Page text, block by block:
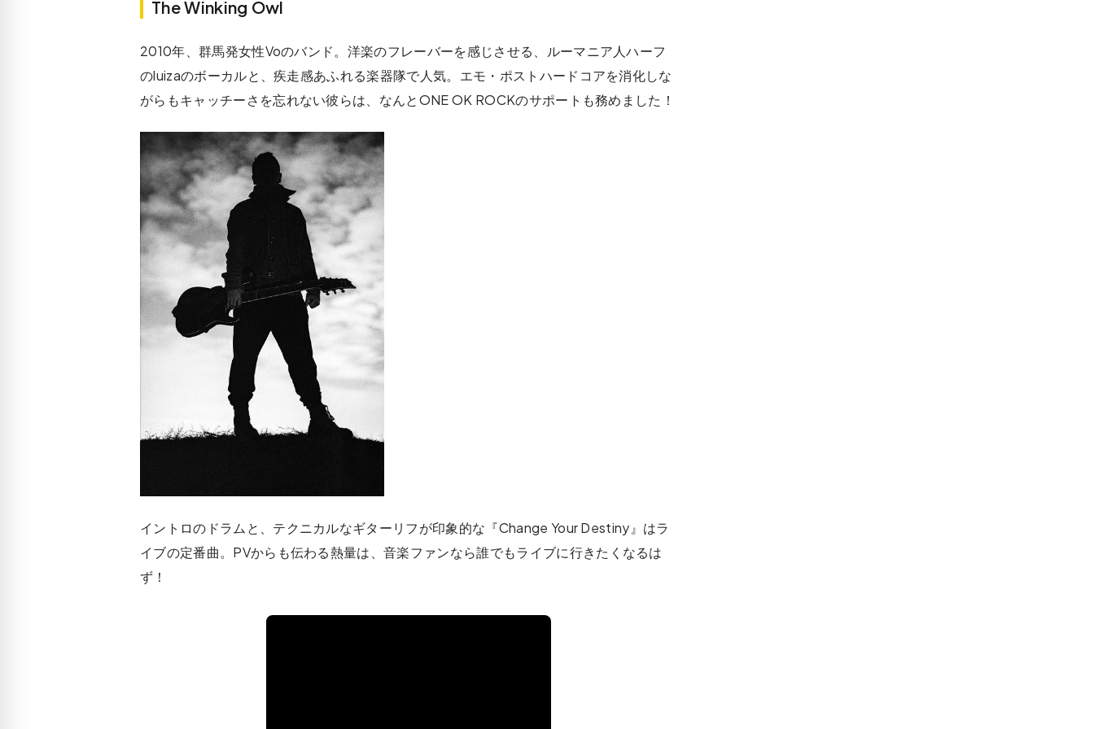
The Winking Owl
2010年、群馬発女性Voのバンド。洋楽のフレーバーを感じさせる、ルーマニア人ハーフ
のluizaのボーカルと、疾走感あふれる楽器隊で人気。エモ・ポストハードコアを消化しな
がらもキャッチーさを忘れない彼らは、なんとONE OK ROCKのサポートも務めました！
イントロのドラムと、テクニカルなギターリフが印象的な『Change Your Destiny』はラ
イブの定番曲。PVからも伝わる熱量は、音楽ファンなら誰でもライブに行きたくなるは
ず！